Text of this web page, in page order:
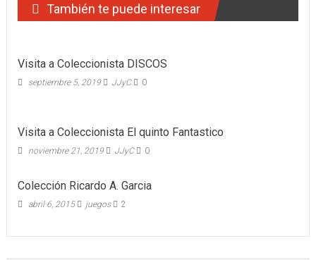
También te puede interesar
Visita a Coleccionista DISCOS
septiembre 5, 2019 JJyC 0
Visita a Coleccionista El quinto Fantastico
noviembre 21, 2019 JJyC 0
Colección Ricardo A. Garcia
abril 6, 2015 juegos 2